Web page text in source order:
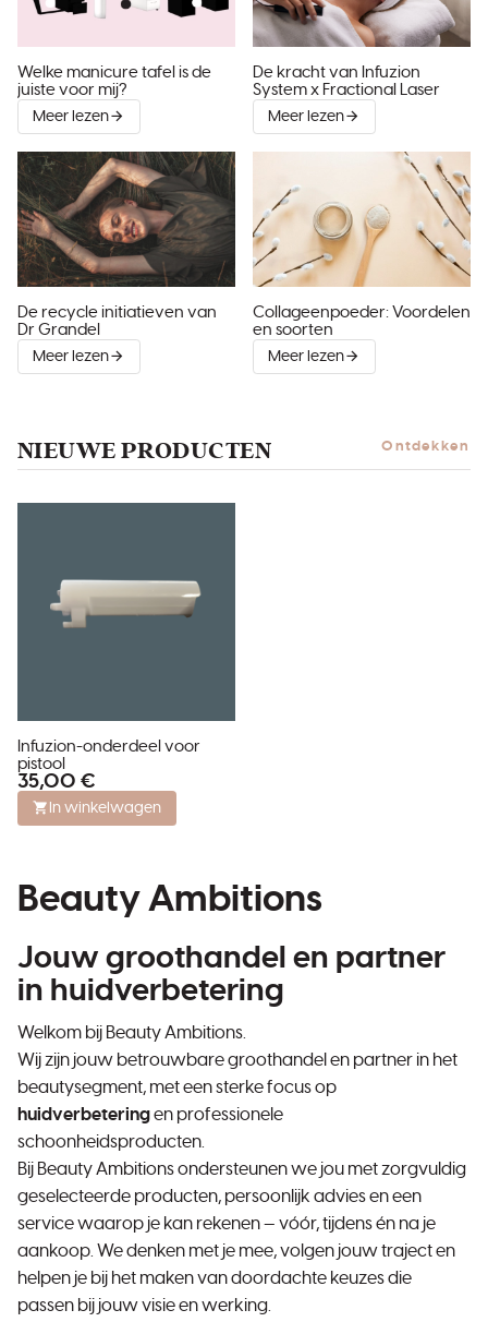
Welke manicure tafel is de
juiste voor mij?
Meer lezen
De kracht van Infuzion
System x Fractional Laser
Meer lezen
De recycle initiatieven van
Dr Grandel
Meer lezen
Collageenpoeder: Voordelen
en soorten
Meer lezen
NIEUWE PRODUCTEN Ontdekken
Infuzion-onderdeel voor
pistool
35,00 €
In winkelwagen
Beauty Ambitions
Jouw groothandel en partner
in huidverbetering
Welkom bij Beauty Ambitions.
Wij zijn jouw betrouwbare groothandel en partner in het
beautysegment, met een sterke focus op
huidverbeteringen professionele
schoonheidsproducten.
Bij Beauty Ambitions ondersteunen we jou met zorgvuldig
geselecteerde producten, persoonlijk advies en een
service waarop je kan rekenen — vóór, tijdens én na je
aankoop. We denken met je mee, volgen jouw traject en
helpen je bij het maken van doordachte keuzes die
passen bij jouw visie en werking.